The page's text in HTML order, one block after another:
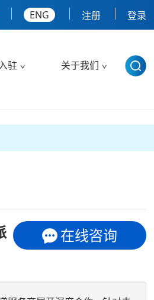
ENG 注册 登录
驻 关于我们
在线咨询